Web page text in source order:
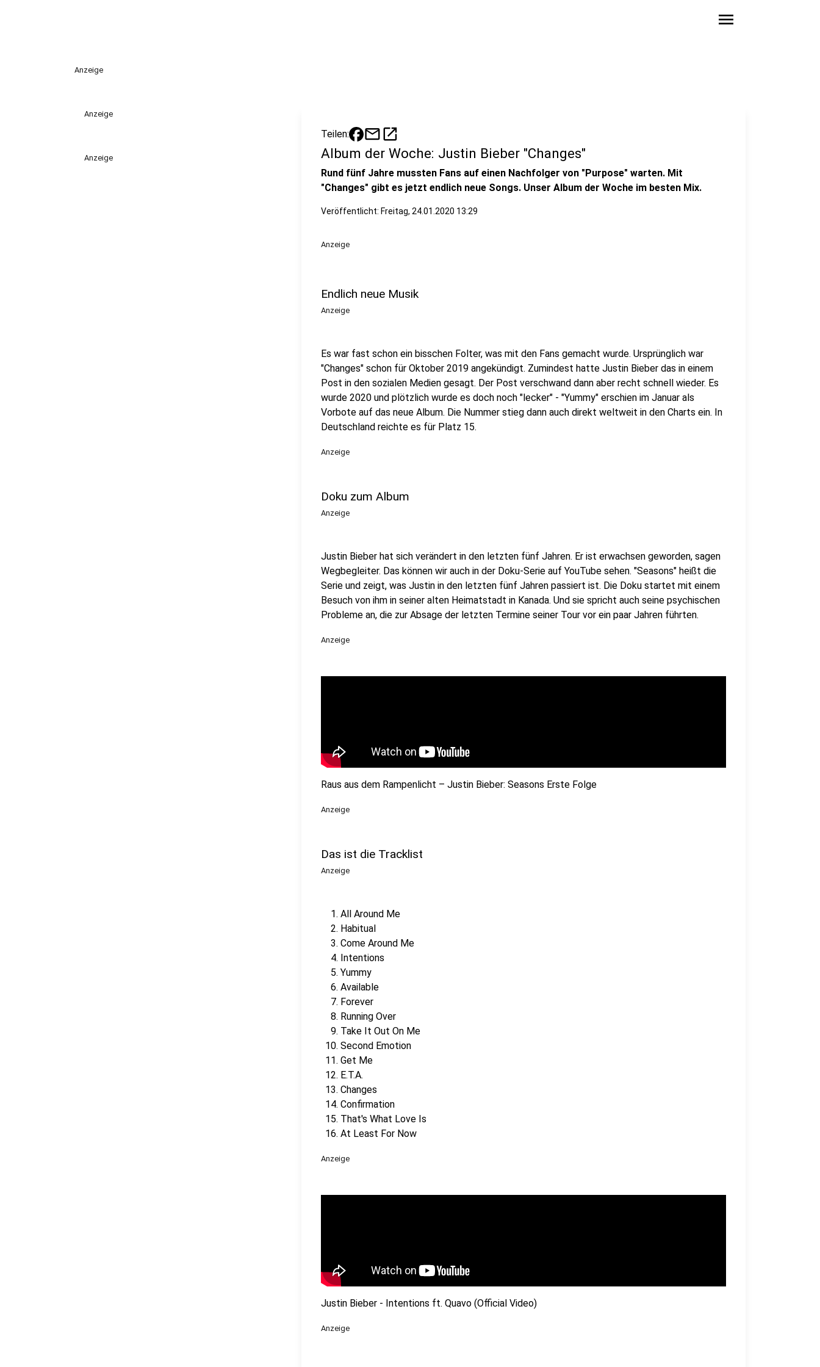
menu
Anzeige
Anzeige
Anzeige
Teilen: mailopen_in_new
Album der Woche: Justin Bieber "Changes"
Rund fünf Jahre mussten Fans auf einen Nachfolger von "Purpose" warten. Mit
"Changes" gibt es jetzt endlich neue Songs. Unser Album der Woche im besten Mix.
Veröffentlicht: Freitag, 24.01.2020 13:29
Anzeige
Endlich neue Musik
Anzeige
Es war fast schon ein bisschen Folter, was mit den Fans gemacht wurde. Ursprünglich war
"Changes" schon für Oktober 2019 angekündigt. Zumindest hatte Justin Bieber das in einem
Post in den sozialen Medien gesagt. Der Post verschwand dann aber recht schnell wieder. Es
wurde 2020 und plötzlich wurde es doch noch "lecker" - "Yummy" erschien im Januar als
Vorbote auf das neue Album. Die Nummer stieg dann auch direkt weltweit in den Charts ein. In
Deutschland reichte es für Platz 15.
Anzeige
Doku zum Album
Anzeige
Justin Bieber hat sich verändert in den letzten fünf Jahren. Er ist erwachsen geworden, sagen
Wegbegleiter. Das können wir auch in der Doku-Serie auf YouTube sehen. "Seasons" heißt die
Serie und zeigt, was Justin in den letzten fünf Jahren passiert ist. Die Doku startet mit einem
Besuch von ihm in seiner alten Heimatstadt in Kanada. Und sie spricht auch seine psychischen
Probleme an, die zur Absage der letzten Termine seiner Tour vor ein paar Jahren führten.
Anzeige
Raus aus dem Rampenlicht – Justin Bieber: Seasons Erste Folge
Anzeige
Das ist die Tracklist
Anzeige
All Around Me
Habitual
Come Around Me
Intentions
Yummy
Available
Forever
Running Over
Take It Out On Me
Second Emotion
Get Me
E.T.A.
Changes
Confirmation
That's What Love Is
At Least For Now
Anzeige
Justin Bieber - Intentions ft. Quavo (Official Video)
Anzeige